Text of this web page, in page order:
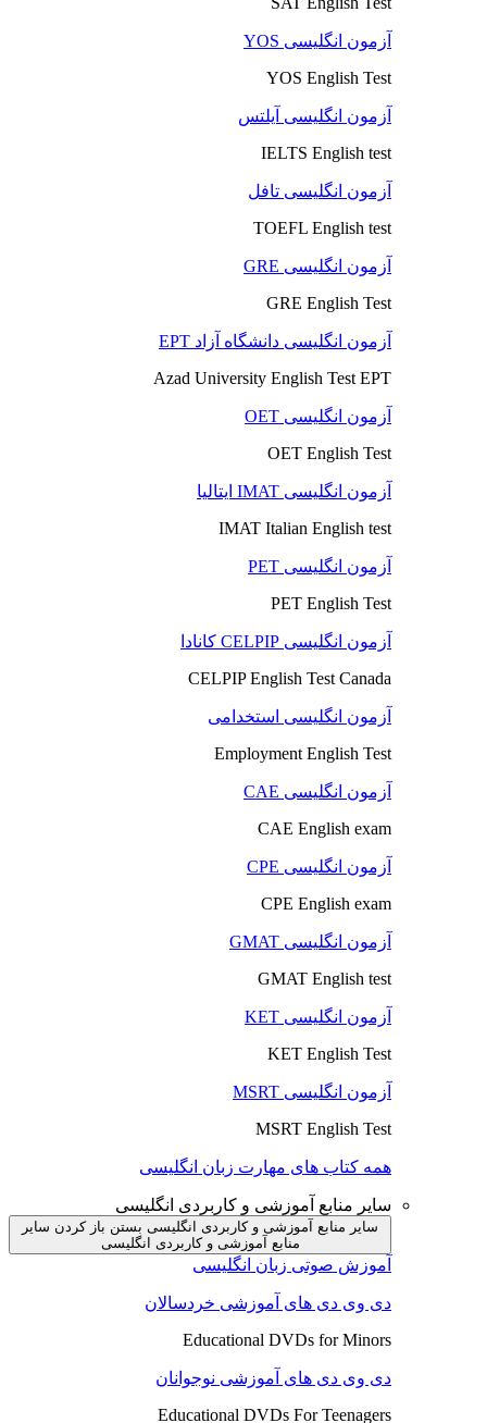
آزمون انگلیسی YOS
YOS English Test
آزمون انگلیسی آیلتس
IELTS English test
آزمون انگلیسی تافل
TOEFL English test
آزمون انگلیسی GRE
GRE English Test
آزمون انگلیسی دانشگاه آزاد EPT
Azad University English Test EPT
آزمون انگلیسی OET
OET English Test
آزمون انگلیسی IMAT ایتالیا
IMAT Italian English test
آزمون انگلیسی PET
PET English Test
آزمون انگلیسی CELPIP کانادا
CELPIP English Test Canada
آزمون انگلیسی استخدامی
Employment English Test
آزمون انگلیسی CAE
CAE English exam
آزمون انگلیسی CPE
CPE English exam
آزمون انگلیسی GMAT
GMAT English test
آزمون انگلیسی KET
KET English Test
آزمون انگلیسی MSRT
MSRT English Test
همه کتاب های مهارت زبان انگلیسی
سایر منابع آموزشی و کاربردی انگلیسی
سایر منابع آموزشی و کاربردی انگلیسی بستن باز کردن سایر
منابع آموزشی و کاربردی انگلیسی
آموزش صوتی زبان انگلیسی
دی وی دی های آموزشی خردسالان
Educational DVDs for Minors
دی وی دی های آموزشی نوجوانان
Educational DVDs For Teenagers